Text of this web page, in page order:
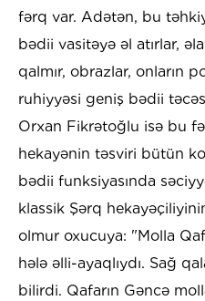
fərq var. Adətən, bu
bədii vasitəyə əl atırlar,
qalmır, obrazlar, onların
ruhiyyəsi geniş bədii
Orxan Fikrətoğlu isə bu
hekayənin təsviri bütün
bədii funksiyasında
klassik Şərq
olmur oxucuya: "Molla
hələ əlli-ayaqlıydı. Sağ
bilirdi. Qafarın Gəncə